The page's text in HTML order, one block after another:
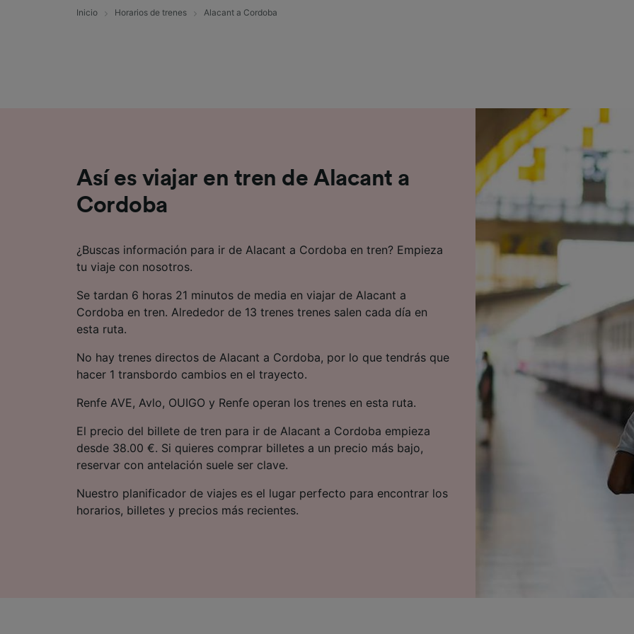
Inicio Horarios de trenes Alacant a Cordoba
Así es viajar en tren de Alacant a
Cordoba
¿Buscas información para ir de Alacant a Cordoba en tren? Empieza
tu viaje con nosotros.
Se tardan 6 horas 21 minutos de media en viajar de Alacant a
Cordoba en tren. Alrededor de 13 trenes trenes salen cada día en
esta ruta.
No hay trenes directos de Alacant a Cordoba, por lo que tendrás que
hacer 1 transbordo cambios en el trayecto.
Renfe AVE, Avlo, OUIGO y Renfe operan los trenes en esta ruta.
El precio del billete de tren para ir de Alacant a Cordoba empieza
desde 38.00 €. Si quieres comprar billetes a un precio más bajo,
reservar con antelación suele ser clave.
Nuestro planificador de viajes es el lugar perfecto para encontrar los
horarios, billetes y precios más recientes.
Lista de asociados (proveedores)